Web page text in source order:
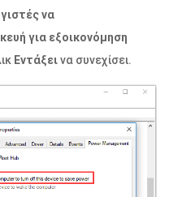
να
για εξοικονόμηση
Εντάξεινα συνεχίσει.